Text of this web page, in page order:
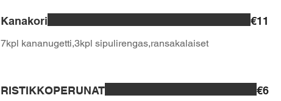
Kanakori
7kpl kananugetti,3kpl sipulirengas,ransakalaiset
€11
RISTIKKOPERUNAT €6